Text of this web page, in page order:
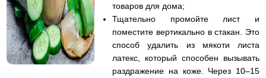
товаров для дома;
Тщательно промойте лист и
поместите вертикально в стакан. Это
способ удалить из мякоти листа
латекс, который способен вызывать
раздражение на коже. Через 10–15